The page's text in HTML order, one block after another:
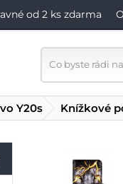
od 2 ks zdarma
Y20s Knížkové